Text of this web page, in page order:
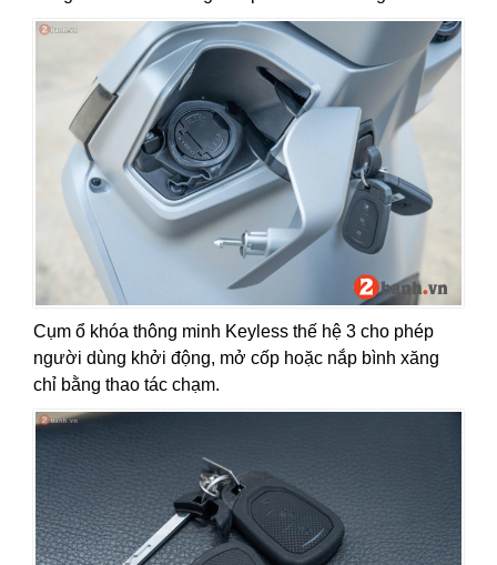
Cụm ổ khóa thông minh Keyless thế hệ 3 cho phép
người dùng khởi động, mở cốp hoặc nắp bình xăng
chỉ bằng thao tác chạm.